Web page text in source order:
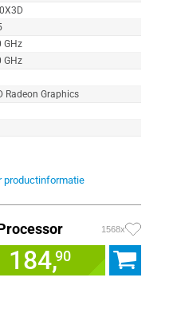
GHz
GHz
Radeon Graphics
productinformatie
1568x
184,90